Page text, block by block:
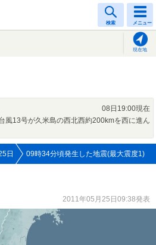
検索 メニュー
現在地
08日19:00現在
風13号が久米島の西北西約200kmを西に進ん
日 09時34分頃発生した地震(最大震度1)
2011年05月25日09:38発表